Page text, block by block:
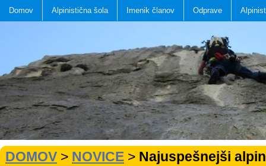
Domov Alpinistična šola Imenik članov Odprave
DOMOV > NOVICE > Najuspešnejši